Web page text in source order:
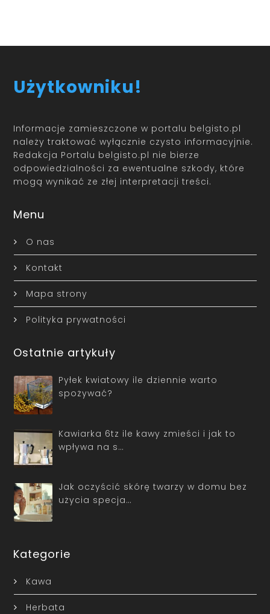
Użytkowniku!
Informacje zamieszczone w portalu belgisto.pl
należy traktować wyłącznie czysto informacyjnie.
Redakcja Portalu belgisto.pl nie bierze
odpowiedzialności za ewentualne szkody, które
mogą wynikać ze złej interpretacji treści.
Menu
O nas
Kontakt
Mapa strony
Polityka prywatności
Ostatnie artykuły
Pyłek kwiatowy ile dziennie warto
spożywać?
Kawiarka 6tz ile kawy zmieści i jak to
wpływa na s…
Jak oczyścić skórę twarzy w domu bez
użycia specja…
Kategorie
Kawa
Herbata